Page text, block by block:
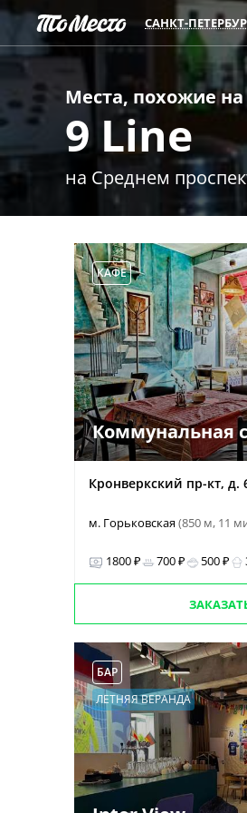
САНКТ-
Места, похожие на
9 Line
на Среднем
КАФЕ
Коммунальная
Кронверкский пр-кт, д.
м. Горьковская(850 м, 11
1800 ₽ 700 ₽ 500 ₽
БАР
ЛЕТНЯЯ ВЕРАНДА